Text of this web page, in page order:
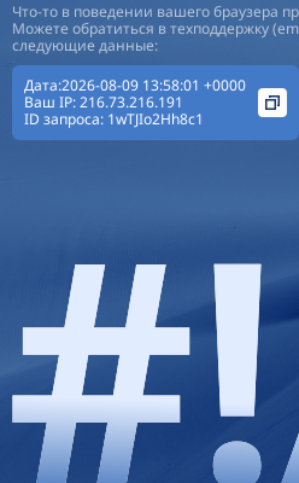
Что-то в поведении вашего браузера
Можете обратиться в техподдержку
следующие данные:
Дата:2026-08-09 13:58:01 +0000
Ваш IP:216.73.216.191
ID запроса: 1wTJIo2Hh8c1